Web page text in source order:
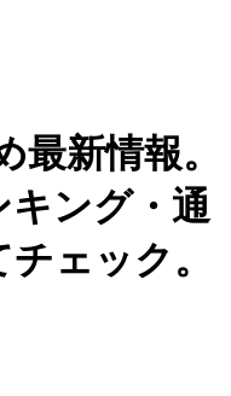
新情報。
キング・通
ェック。